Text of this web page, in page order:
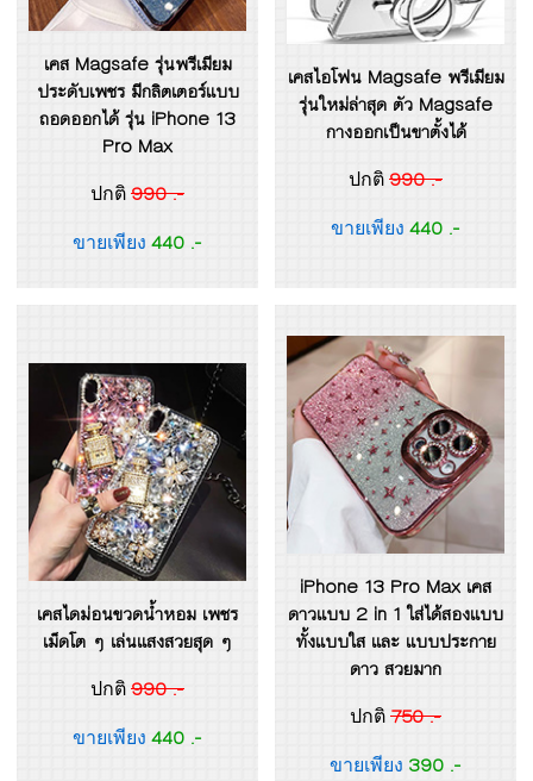
เคส Magsafe รุ่นพรีเมียม
ประดับเพชร มีกลิตเตอร์แบบ
ถอดออกได้ รุ่น iPhone 13
Pro Max
ปกติ 990 .-
ขายเพียง 440 .-
เคสไอโฟน Magsafe พรีเมียม
รุ่นใหม่ล่าสุด ตัว Magsafe
กางออกเป็นขาตั้งได้
ปกติ 990 .-
ขายเพียง 440 .-
เคสไดม่อนขวดน้ำหอม เพชร
เม็ดโต ๆ เล่นแสงสวยสุด ๆ
ปกติ 990 .-
ขายเพียง 440 .-
iPhone 13 Pro Max เคส
ดาวแบบ 2 in 1 ใส่ได้สองแบบ
ทั้งแบบใส และ แบบประกาย
ดาว สวยมาก
ปกติ 750 .-
ขายเพียง 390 .-